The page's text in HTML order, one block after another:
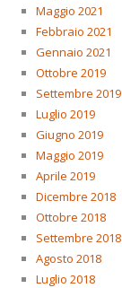
Maggio 2021
Febbraio 2021
Gennaio 2021
Ottobre 2019
Settembre 2019
Luglio 2019
Giugno 2019
Maggio 2019
Aprile 2019
Dicembre 2018
Ottobre 2018
Settembre 2018
Agosto 2018
Luglio 2018